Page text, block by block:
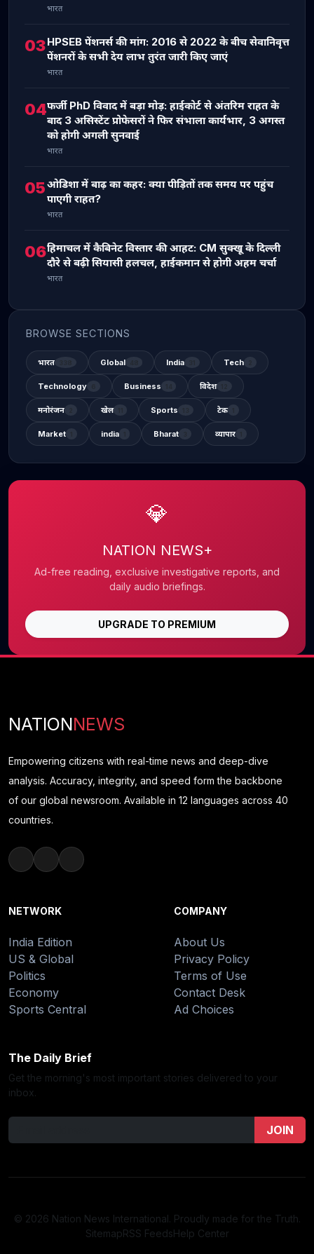
भारत
03HPSEB पेंशनर्स की मांग: 2016 से 2022 के बीच सेवानिवृत्त
पेंशनरों के सभी देय लाभ तुरंत जारी किए जाएं
भारत
04फर्जी PhD विवाद में बड़ा मोड़: हाईकोर्ट से अंतरिम राहत के
बाद 3 असिस्टेंट प्रोफेसरों ने फिर संभाला कार्यभार, 3 अगस्त
को होगी अगली सुनवाई
भारत
05ओडिशा में बाढ़ का कहर: क्या पीड़ितों तक समय पर पहुंच
पाएगी राहत?
भारत
06हिमाचल में कैबिनेट विस्तार की आहट: CM सुक्खू के दिल्ली
दौरे से बढ़ी सियासी हलचल, हाईकमान से होगी अहम चर्चा
भारत
BROWSE SECTIONS
भारत Global India Tech
Technology Business विदेश
मनोरंजन खेल Sports टेक
Market india Bharat व्यापार
💎
NATION NEWS+
Ad-free reading, exclusive investigative reports, and
daily audio briefings.
UPGRADE TO PREMIUM
NATIONNEWS
Empowering citizens with real-time news and deep-dive
analysis. Accuracy, integrity, and speed form the backbone
of our global newsroom. Available in 12 languages across 40
countries.
NETWORK
India Edition
US & Global
Politics
Economy
Sports Central
COMPANY
About Us
Privacy Policy
Terms of Use
Contact Desk
Ad Choices
The Daily Brief
Get the morning's most important stories delivered to your
inbox.
JOIN
© 2026 Nation News International. Proudly made for the Truth.
SitemapRSS FeedsHelp Center